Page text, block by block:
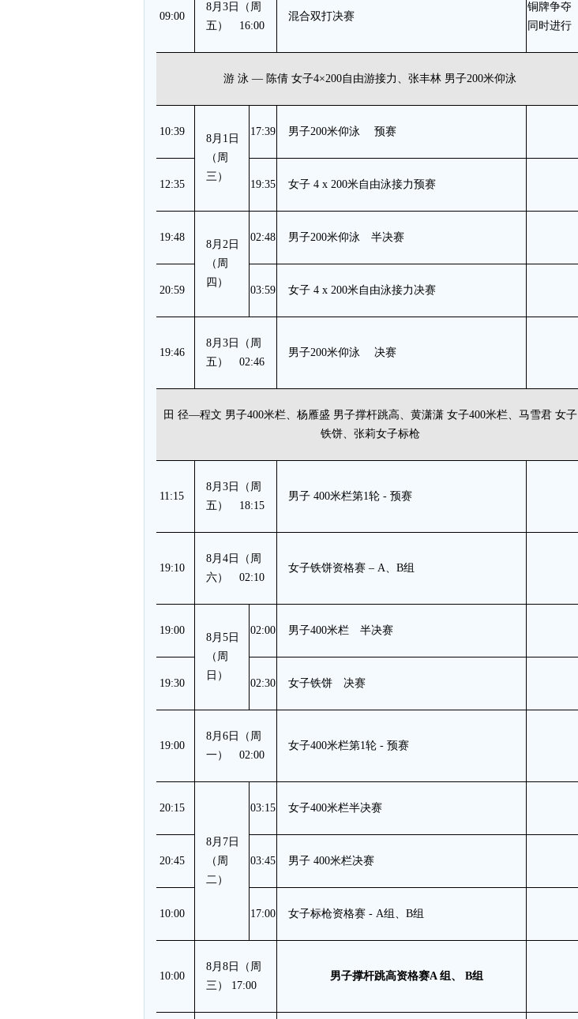
09:00
8月3日（周
五） 16:00
混合双打决赛
铜牌争夺
同时进行
游 泳 — 陈倩 女子4×200自由游接力、张丰林 男子200米仰泳
10:39
8月1日
（周
三）
17:39 男子200米仰泳 预赛
12:35 19:35 女子 4 x 200米自由泳接力预赛
19:48
8月2日
（周
四）
02:48 男子200米仰泳 半决赛
20:59 03:59 女子 4 x 200米自由泳接力决赛
19:46
8月3日（周
五） 02:46
男子200米仰泳 决赛
田 径—程文 男子400米栏、杨雁盛 男子撑杆跳高、黄潇潇 女子400米栏、马雪君 女子
铁饼、张莉女子标枪
11:15
8月3日（周
五） 18:15
男子 400米栏第1轮 - 预赛
19:10
8月4日（周
六） 02:10
女子铁饼资格赛 – A、B组
19:00
8月5日
（周
日）
02:00 男子400米栏 半决赛
19:30 02:30 女子铁饼 决赛
19:00
8月6日（周
一） 02:00
女子400米栏第1轮 - 预赛
20:15
8月7日
（周
二）
03:15 女子400米栏半决赛
20:45 03:45 男子 400米栏决赛
10:00 17:00 女子标枪资格赛 - A组、B组
10:00
8月8日（周
三） 17:00
男子撑杆跳高资格赛A组、 B组